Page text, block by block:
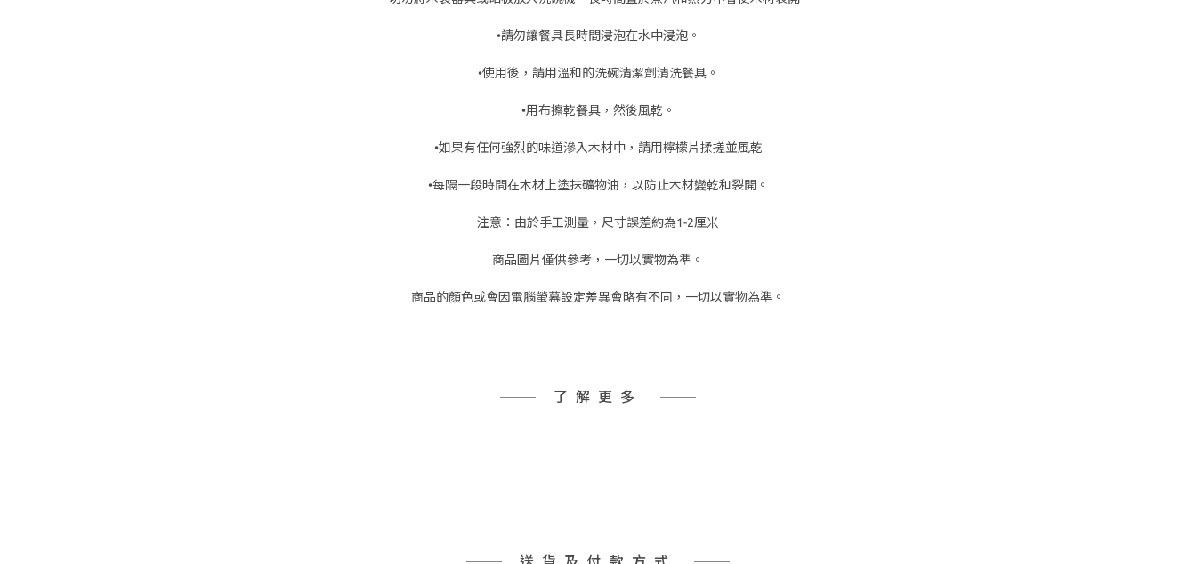
•請勿讓餐具長時間浸泡在水中浸泡。
•使用後，請用溫和的洗碗清潔劑清洗餐具。
•用布擦乾餐具，然後風乾。
•如果有任何強烈的味道滲入木材中，請用檸檬片揉搓並風乾
•每隔一段時間在木材上塗抹礦物油，以防止木材變乾和裂開。
注意：由於手工測量，尺寸誤差約為1-2厘米
商品圖片僅供參考，一切以實物為準。
商品的顏色或會因電腦螢幕設定差異會略有不同，一切以實物為準。
了解更多